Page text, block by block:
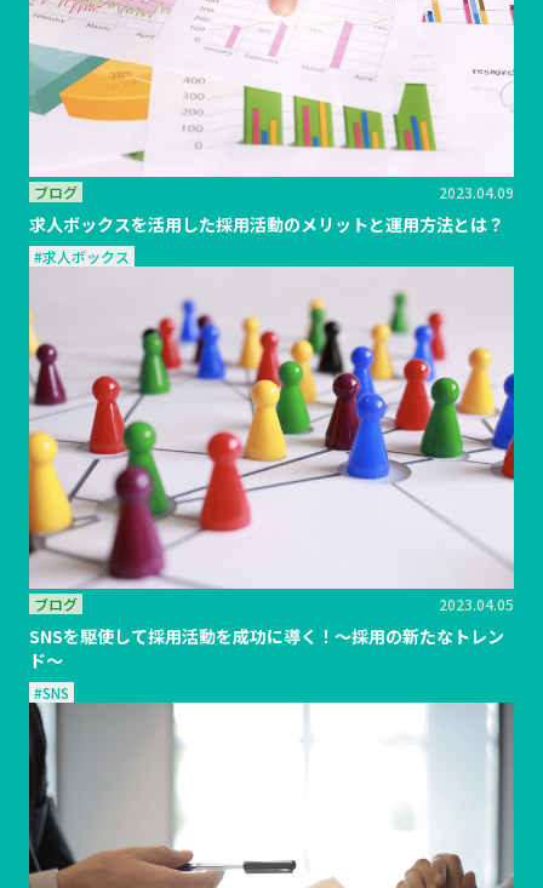
ブログ 2023.04.09
求人ボックスを活用した採用活動のメリットと運用方法とは？
#求人ボックス
ブログ 2023.04.05
SNSを駆使して採用活動を成功に導く！〜採用の新たなトレン
ド〜
#SNS